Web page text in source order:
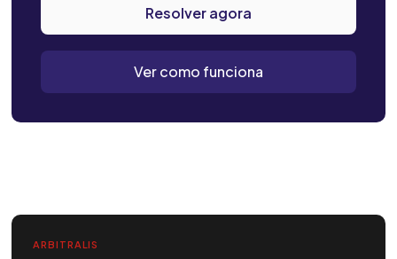
Resolver agora
Ver como funciona
ARBITRALIS